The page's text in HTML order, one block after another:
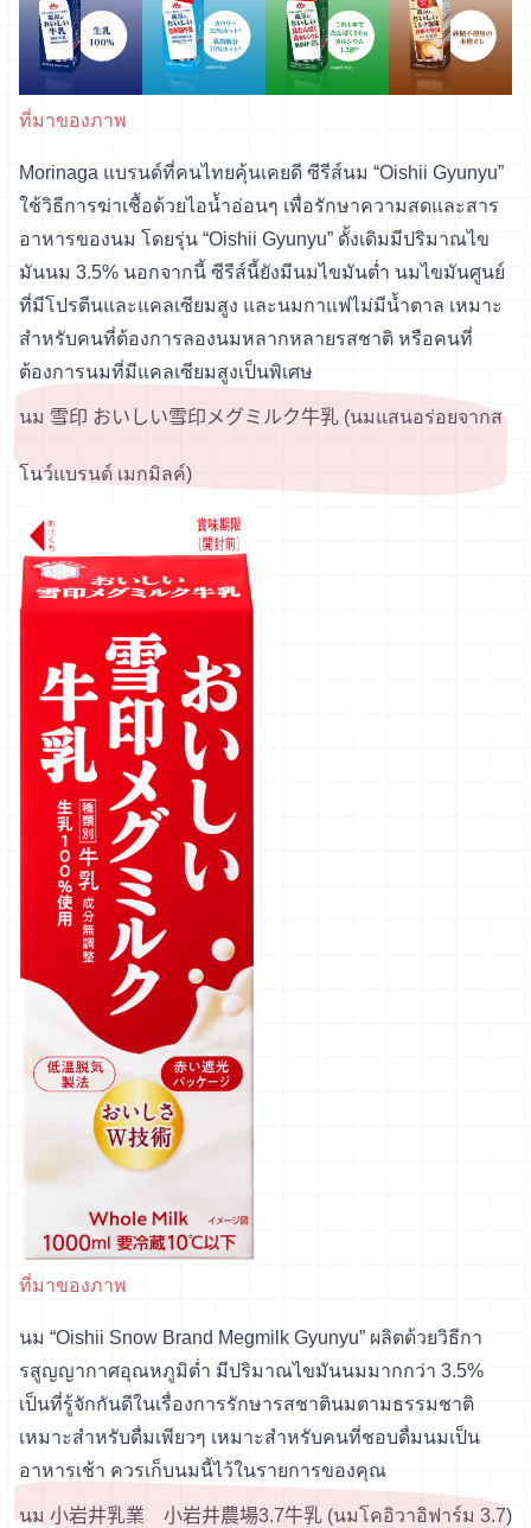
ที่มาของภาพ
Morinaga แบรนด์ที่คนไทยคุ้นเคยดี ซีรีส์นม “Oishii Gyunyu”
ใช้วิธีการฆ่าเชื้อด้วยไอน้ำอ่อนๆ เพื่อรักษาความสดและสาร
อาหารของนม โดยรุ่น “Oishii Gyunyu” ดั้งเดิมมีปริมาณไข
มันนม 3.5% นอกจากนี้ ซีรีส์นี้ยังมีนมไขมันต่ำ นมไขมันศูนย์
ที่มีโปรตีนและแคลเซียมสูง และนมกาแฟไม่มีน้ำตาล เหมาะ
สำหรับคนที่ต้องการลองนมหลากหลายรสชาติ หรือคนที่
ต้องการนมที่มีแคลเซียมสูงเป็นพิเศษ
นม 雪印 おいしい雪印メグミルク牛乳 (นมแสนอร่อยจากส
โนว์แบรนด์ เมกมิลค์)
ที่มาของภาพ
นม “Oishii Snow Brand Megmilk Gyunyu” ผลิตด้วยวิธีกา
รสูญญากาศอุณหภูมิต่ำ มีปริมาณไขมันนมมากกว่า 3.5%
เป็นที่รู้จักกันดีในเรื่องการรักษารสชาตินมตามธรรมชาติ
เหมาะสำหรับดื่มเพียวๆ เหมาะสำหรับคนที่ชอบดื่มนมเป็น
อาหารเช้า ควรเก็บนมนี้ไว้ในรายการของคุณ
นม 小岩井乳業 小岩井農場3.7牛乳 (นมโคอิวาอิฟาร์ม 3.7)